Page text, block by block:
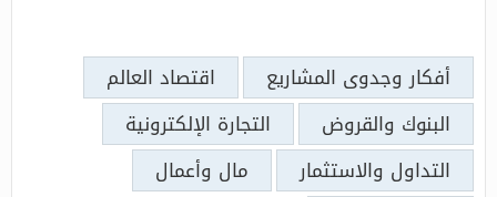
أفكار وجدوى المشاريع
اقتصاد العالم
البنوك والقروض
التجارة الإلكترونية
التداول والاستثمار
مال وأعمال